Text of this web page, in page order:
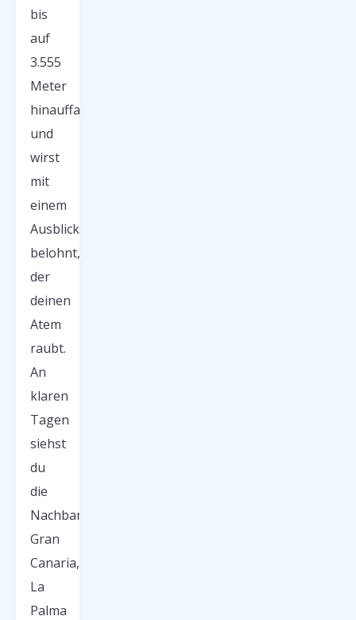
bis
auf
3.555
Meter
hinauffahren
und
wirst
mit
einem
Ausblick
belohnt,
der
deinen
Atem
raubt.
An
klaren
Tagen
siehst
du
die
Nachbarinseln
Gran
Canaria,
La
Palma